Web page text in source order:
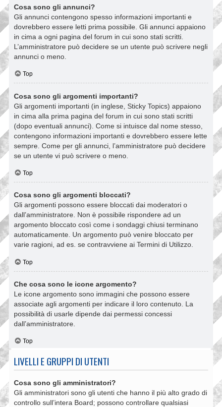
Cosa sono gli annunci?
Gli annunci contengono spesso informazioni importanti e
dovrebbero essere letti prima possibile. Gli annunci appaiono
in cima a ogni pagina del forum in cui sono stati scritti.
L’amministratore può decidere se un utente può scrivere negli
annunci o meno.
Top
Cosa sono gli argomenti importanti?
Gli argomenti importanti (in inglese, Sticky Topics) appaiono
in cima alla prima pagina del forum in cui sono stati scritti
(dopo eventuali annunci). Come si intuisce dal nome stesso,
contengono informazioni importanti e dovrebbero essere lette
sempre. Come per gli annunci, l’amministratore può decidere
se un utente vi può scrivere o meno.
Top
Cosa sono gli argomenti bloccati?
Gli argomenti possono essere bloccati dai moderatori o
dall’amministratore. Non è possibile rispondere ad un
argomento bloccato così come i sondaggi chiusi terminano
automaticamente. Un argomento può venire bloccato per
varie ragioni, ad es. se contravviene ai Termini di Utilizzo.
Top
Che cosa sono le icone argomento?
Le icone argomento sono immagini che possono essere
associate agli argomenti per indicare il loro contenuto. La
possibilità di usarle dipende dai permessi concessi
dall’amministratore.
Top
LIVELLI E GRUPPI DI UTENTI
Cosa sono gli amministratori?
Gli amministratori sono gli utenti che hanno il più alto grado di
controllo sull’intera Board; possono controllare qualsiasi